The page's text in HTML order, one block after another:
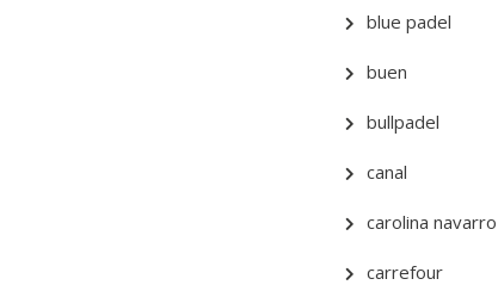
blue padel
buen
bullpadel
canal
carolina navarro
carrefour